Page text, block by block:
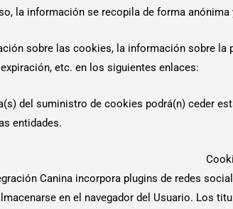
la información se recopila de forma
sobre las cookies, la información sobre
etc. en los siguientes enlaces:
del suministro de cookies podrá(n) ceder
entidades.
Canina incorpora plugins de redes
en el navegador del Usuario. Los